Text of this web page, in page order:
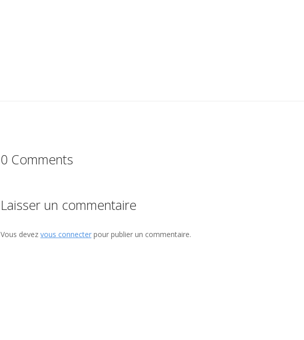
0 Comments
Laisser un commentaire
Vous devez vous connecter pour publier un commentaire.